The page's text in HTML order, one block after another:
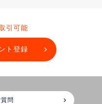
引可能
ト登録
問